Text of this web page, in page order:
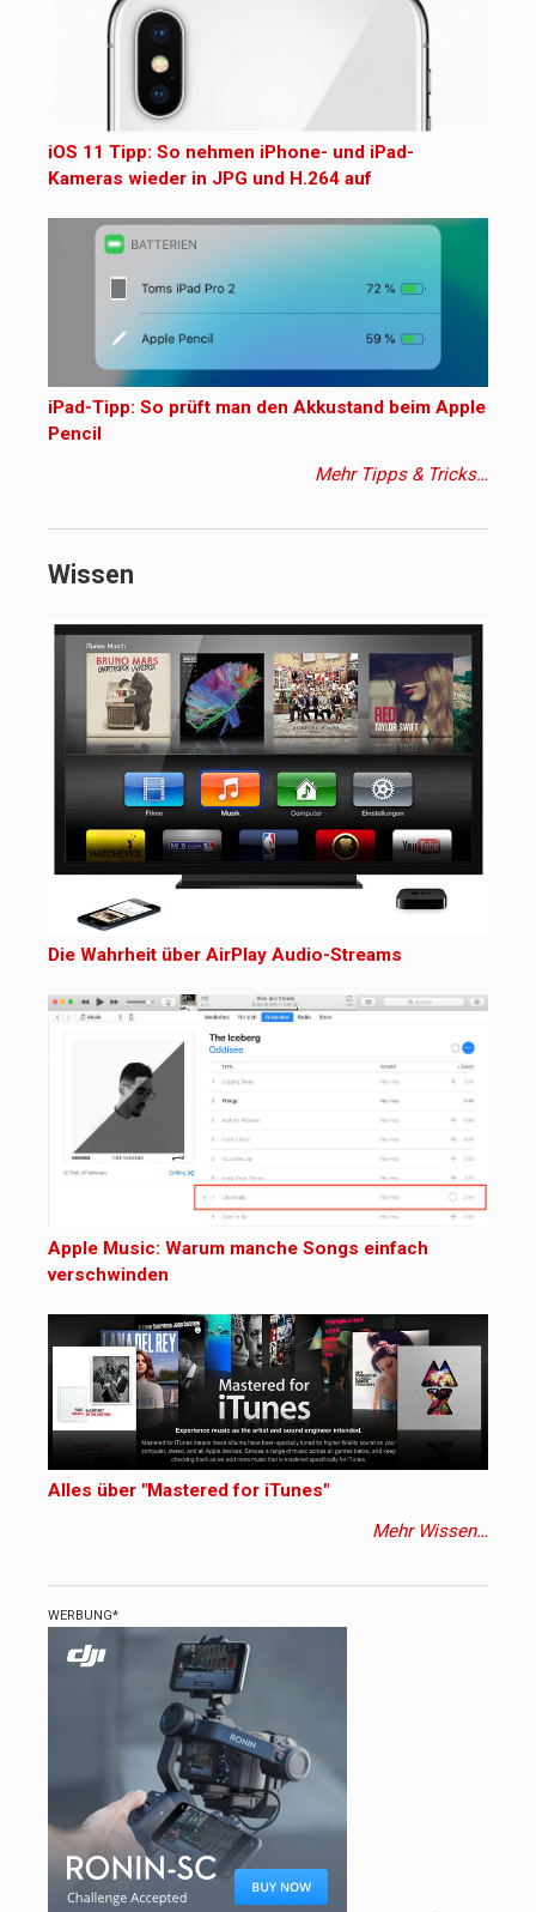
iOS 11 Tipp: So nehmen iPhone- und iPad-
Kameras wieder in JPG und H.264 auf
iPad-Tipp: So prüft man den Akkustand beim Apple
Pencil
Mehr Tipps & Tricks…
Wissen
Die Wahrheit über AirPlay Audio-Streams
Apple Music: Warum manche Songs einfach
verschwinden
Alles über "Mastered for iTunes"
Mehr Wissen…
WERBUNG*